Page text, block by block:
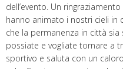
dell’evento. Un
hanno animato i nostri cieli in
che la permanenza in città
possiate e vogliate tornare a
sportivo e saluta con un